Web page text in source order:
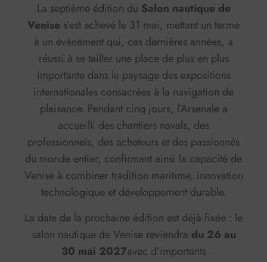
La septième édition du Salon nautique de
Venise s’est achevé le 31 mai, mettant un terme
à un événement qui, ces dernières années, a
réussi à se tailler une place de plus en plus
importante dans le paysage des expositions
internationales consacrées à la navigation de
plaisance. Pendant cinq jours, l’Arsenale a
accueilli des chantiers navals, des
professionnels, des acheteurs et des passionnés
du monde entier, confirmant ainsi la capacité de
Venise à combiner tradition maritime, innovation
technologique et développement durable.
La date de la prochaine édition est déjà fixée : le
salon nautique de Venise reviendra du 26 au
30 mai 2027avec d’importants